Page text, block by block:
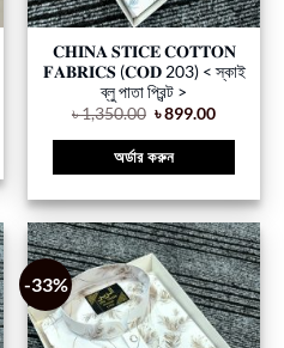
𝐂𝐇𝐈𝐍𝐀 𝐒𝐓𝐈𝐂𝐄 𝐂𝐎𝐓𝐓𝐎𝐍
𝐅𝐀𝐁𝐑𝐈𝐂𝐒 (𝐂𝐎𝐃 203) < স্কাই
ব্লু পাতা প্রিন্ট >
৳1,350.00 ৳899.00
অর্ডার করুন
-33%